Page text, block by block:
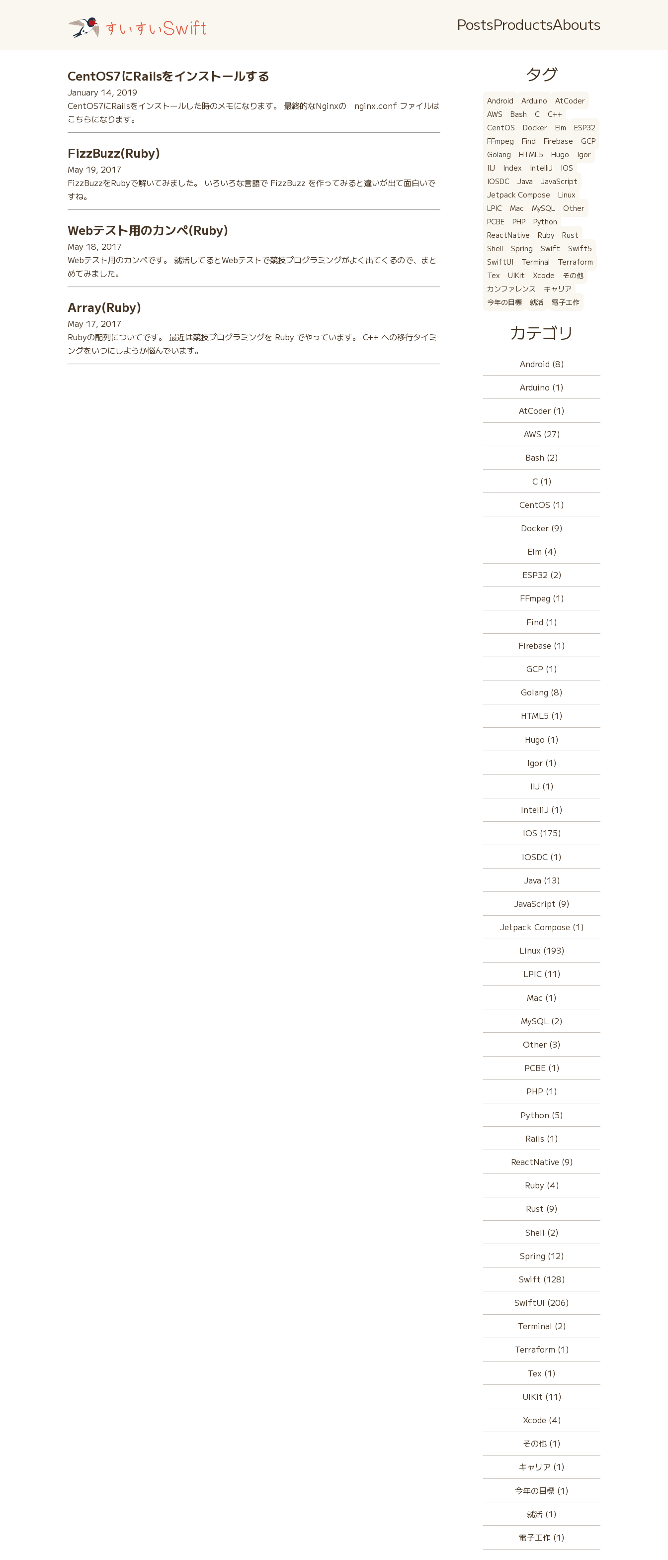
PostsProductsAbouts
CentOS7にRailsをインストールする
January 14, 2019
CentOS7にRailsをインストールした時のメモになります。 最終的なNginxの nginx.conf ファイルは
こちらになります。
FizzBuzz(Ruby)
May 19, 2017
FizzBuzzをRubyで解いてみました。 いろいろな言語で FizzBuzz を作ってみると違いが出て面白いで
すね。
Webテスト用のカンペ(Ruby)
May 18, 2017
Webテスト用のカンペです。 就活してるとWebテストで競技プログラミングがよく出てくるので、まと
めてみました。
Array(Ruby)
May 17, 2017
Rubyの配列についてです。 最近は競技プログラミングを Ruby でやっています。 C++ への移行タイミ
ングをいつにしようか悩んでいます。
タグ
Android Arduino
AtCoder
AWS
Bash C
C++
CentOS
Docker Elm
ESP32
FFmpeg
Find Firebase
GCP
Golang
HTML5 Hugo
Igor
IIJ
Index IntelliJ
IOS
IOSDC
Java
JavaScript
Jetpack Compose
Linux
LPIC
Mac MySQL
Other
PCBE
PHP
Python
ReactNative
Ruby
Rust
Shell
Spring Swift
Swift5
SwiftUI
Terminal
Terraform
Tex
UIKit Xcode
その他
カンファレンス
キャリア
今年の目標
就活 電子工作
カテゴリ
Android (8)
Arduino (1)
AtCoder (1)
AWS (27)
Bash (2)
C (1)
CentOS (1)
Docker (9)
Elm (4)
ESP32 (2)
FFmpeg (1)
Find (1)
Firebase (1)
GCP (1)
Golang (8)
HTML5 (1)
Hugo (1)
Igor (1)
IIJ (1)
IntelliJ (1)
IOS (175)
IOSDC (1)
Java (13)
JavaScript (9)
Jetpack Compose (1)
Linux (193)
LPIC (11)
Mac (1)
MySQL (2)
Other (3)
PCBE (1)
PHP (1)
Python (5)
Rails (1)
ReactNative (9)
Ruby (4)
Rust (9)
Shell (2)
Spring (12)
Swift (128)
SwiftUI (206)
Terminal (2)
Terraform (1)
Tex (1)
UIKit (11)
Xcode (4)
その他 (1)
キャリア (1)
今年の目標 (1)
就活 (1)
電子工作 (1)